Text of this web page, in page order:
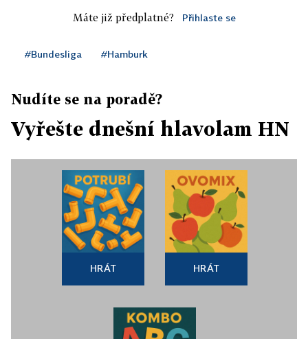
Máte již předplatné? Přihlaste se
#Bundesliga #Hamburk
Nudíte se na poradě?
Vyřešte dnešní hlavolam HN
HRÁT HRÁT